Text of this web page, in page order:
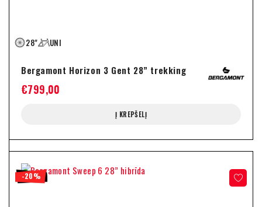
28" UNI
Bergamont Horizon 3 Gent 28” trekking
€799,00
Į KREPŠELĮ
-20%